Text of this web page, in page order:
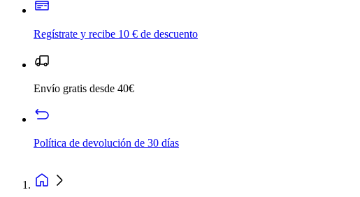
Regístrate y recibe 10 € de descuento
Envío gratis desde 40€
Política de devolución de 30 días